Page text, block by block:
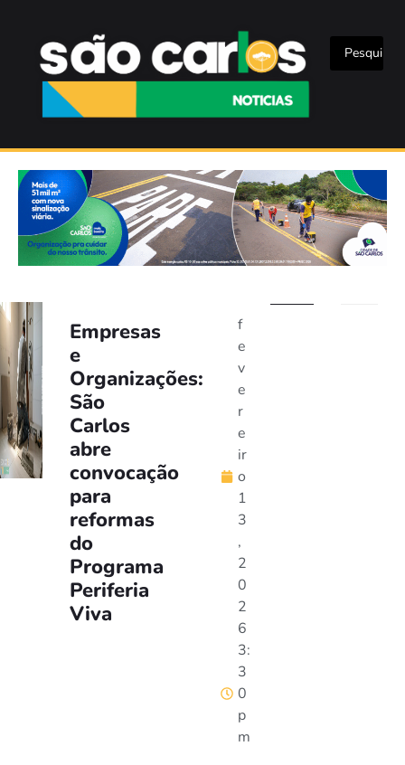
Empresas
e
Organizações:
São
Carlos
abre
convocação
para
reformas
do
Programa
Periferia
Viva
f
e
v
e
r
e
ir
o
1
3
,
2
0
2
6
3:
3
0
p
m